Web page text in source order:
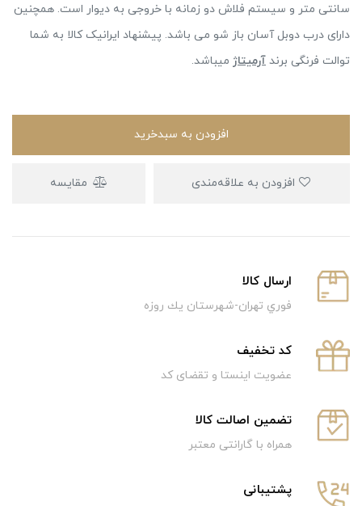
سانتی متر و سیستم فلاش دو زمانه با خروجی به دیوار است. همچنین
دارای درب دوبل آسان باز شو می باشد. پیشنهاد ایرانیک کالا به شما
توالت فرنگی برند آرمیتاژ میباشد.
افزودن به سبدخرید
مقایسه
ارسال كالا
فوري تهران-شهرستان يك روزه
كد تخفيف
عضویت اینستا و تقضای کد
تضمین اصالت کالا
همراه با گارانتی معتبر
پشتیبانی